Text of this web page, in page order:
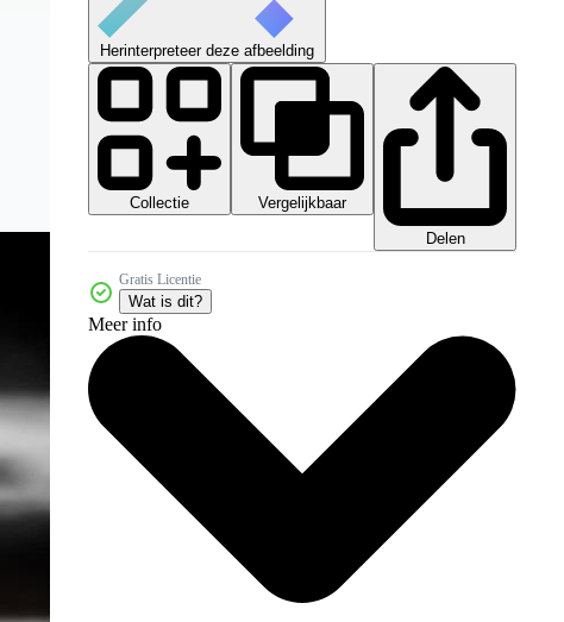
Herinterpreteer deze afbeelding
Collectie
Vergelijkbaar
Delen
Gratis Licentie
Wat is dit?
Meer info